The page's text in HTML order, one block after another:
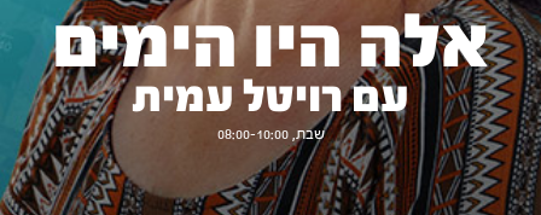
אלה היו הימים
עם רויטל עמית
שבת, 08:00-10:00